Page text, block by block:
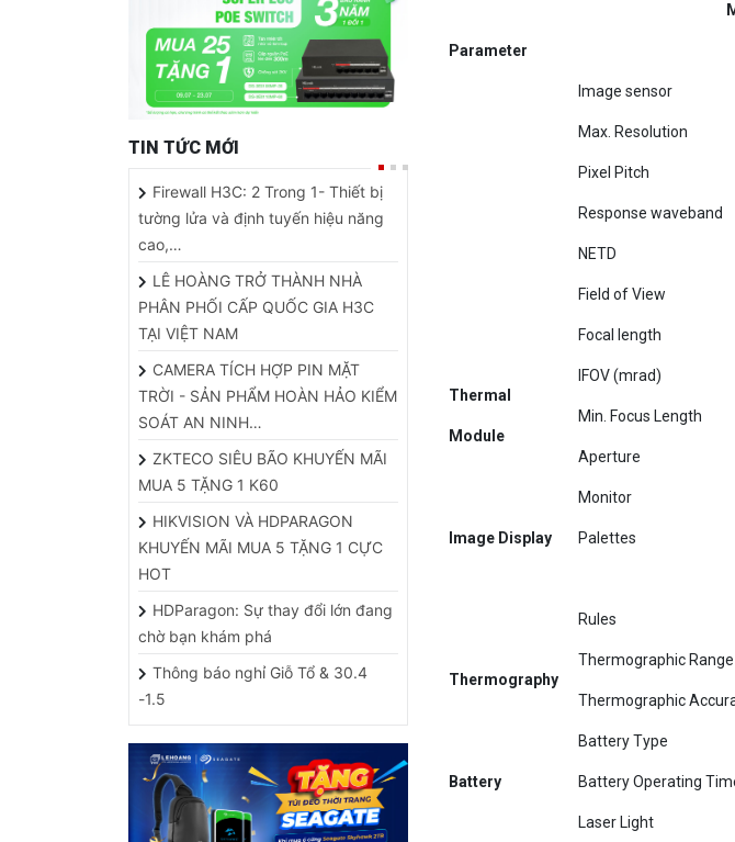
Module
Max. Resolution
Pixel Pitch
Response waveband
NETD
Field of View
Focal length
IFOV (mrad)
Min. Focus Length
Aperture
Monitor
Palettes
Thermographic Range
Thermographic
Battery Type
Battery Operating Time
Laser Light
TIN TỨC MỚI
Firewall H3C: 2 Trong 1- Thiết bị
tường lửa và định tuyến hiệu năng
LÊ HOÀNG TRỞ THÀNH NHÀ
PHÂN PHỐI CẤP QUỐC GIA H3C
TẠI VIỆT NAM
CAMERA TÍCH HỢP PIN MẶT
TRỜI - SẢN PHẨM HOÀN HẢO KIỂM
SOÁT AN NINH…
ZKTECO SIÊU BÃO KHUYẾN MÃI
MUA 5 TẶNG 1 K60
HIKVISION VÀ HDPARAGON
KHUYẾN MÃI MUA 5 TẶNG 1 CỰC
HDParagon: Sự thay đổi lớn đang
Thông báo nghỉ Giỗ Tổ & 30.4